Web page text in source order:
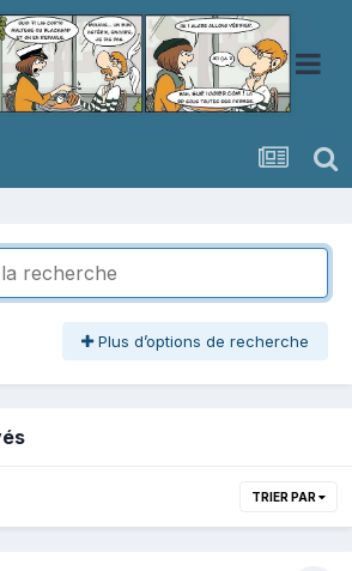
Plus d’options de recherche
TRIER PAR